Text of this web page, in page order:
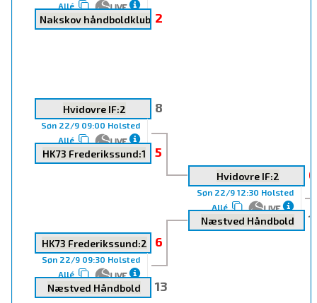
Allé
Nakskov håndboldklub 2
Hvidovre IF:2 8
Søn 22/9 09:00 Holsted
Allé
HK73 Frederikssund:1 5
HK73 Frederikssund:2 6
Søn 22/9 09:30 Holsted
Allé
Næstved Håndbold 13
Hvidovre IF:2 6
Søn 22/9 12:30 Holsted
Allé
Næstved Håndbold